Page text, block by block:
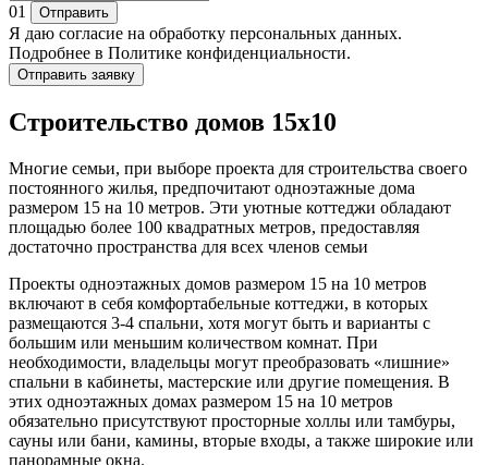
01
Отправить
Я даю согласие на обработку персональных данных.
Подробнее в Политике конфиденциальности.
Отправить заявку
Строительство домов 15х10
Многие семьи, при выборе проекта для строительства своего
постоянного жилья, предпочитают одноэтажные дома
размером 15 на 10 метров. Эти уютные коттеджи обладают
площадью более 100 квадратных метров, предоставляя
достаточно пространства для всех членов семьи
Проекты одноэтажных домов размером 15 на 10 метров
включают в себя комфортабельные коттеджи, в которых
размещаются 3-4 спальни, хотя могут быть и варианты с
большим или меньшим количеством комнат. При
необходимости, владельцы могут преобразовать «лишние»
спальни в кабинеты, мастерские или другие помещения. В
этих одноэтажных домах размером 15 на 10 метров
обязательно присутствуют просторные холлы или тамбуры,
сауны или бани, камины, вторые входы, а также широкие или
панорамные окна.